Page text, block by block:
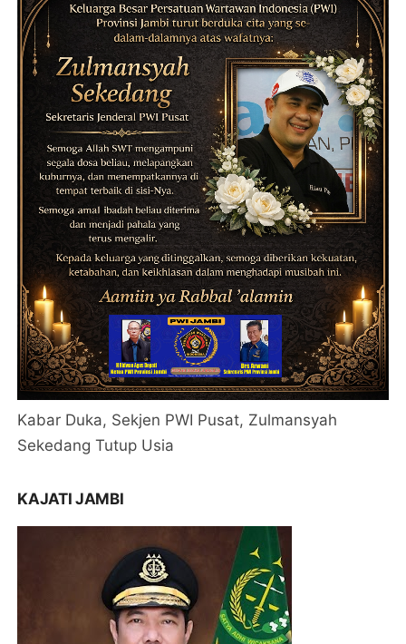
Kabar Duka, Sekjen PWI Pusat, Zulmansyah
Sekedang Tutup Usia
KAJATI JAMBI